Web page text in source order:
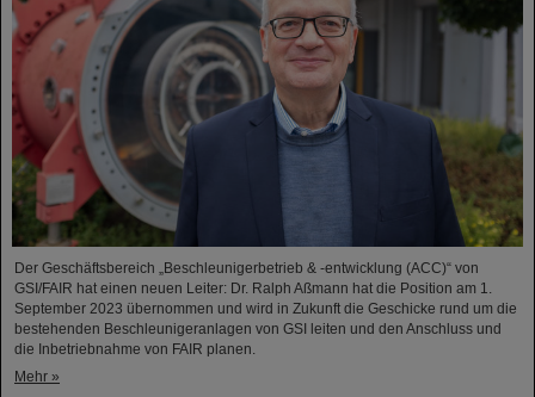
Der Geschäftsbereich „Beschleunigerbetrieb & -entwicklung (ACC)“ von
GSI/FAIR hat einen neuen Leiter: Dr. Ralph Aßmann hat die Position am 1.
September 2023 übernommen und wird in Zukunft die Geschicke rund um die
bestehenden Beschleunigeranlagen von GSI leiten und den Anschluss und
die Inbetriebnahme von FAIR planen.
Mehr »